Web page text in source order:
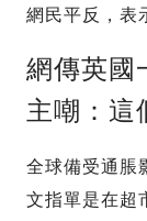
網民平反，表
網傳英
主嘲：這
全球備受通脹
文指單是在超